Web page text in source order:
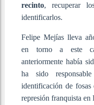
recinto, recuperar
identificarlos.
Felipe Mejías lleva
en torno a este
anteriormente había
ha sido
identificación de
represión franquista